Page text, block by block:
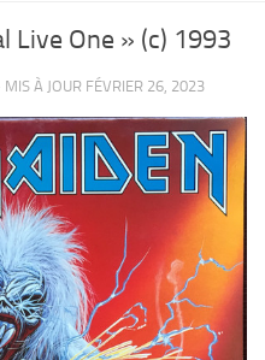
Live One » (c) 1993
· MIS À JOUR FÉVRIER 26, 2023